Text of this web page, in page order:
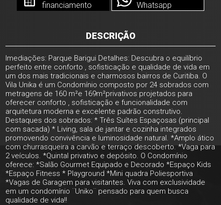
financiamento
Whatsapp
DESCRIÇÃO
Imediações: Parque Barigui Detalhes: Descubra o equilíbrio
perfeito entre conforto , sofisticação e qualidade de vida em
um dos mais tradicionais e charmosos bairros de Curitiba. O
Vila Unika é um Condomínio composto por 24 sobrados com
metragens de 160 m²e 169m²privativos projetados para
oferecer conforto , sofisticação e funcionalidade com
arquitetura moderna e excelente padrão construtivo.
Destaques dos sobrados: * Três Suítes Espaçosas (principal
com sacada) * Living, sala de jantar e cozinha integrados
promovendo convivência e luminosidade natural. *Amplo ático
com churrasqueira a carvão e terraço descoberto. *Vaga para
2 veículos. *Quintal privativo e depósito. O Condomínio
oferece: *Salão Gourmet Equipado e Decorado *Espaço Kids
*Espaço Fitness * Playground *Mini quadra Poliesportiva
*Vagas de Garagem para visitantes. Viva com exclusividade
em um condomínio ¨Uniko¨ pensado para quem busca
qualidade de vida!!